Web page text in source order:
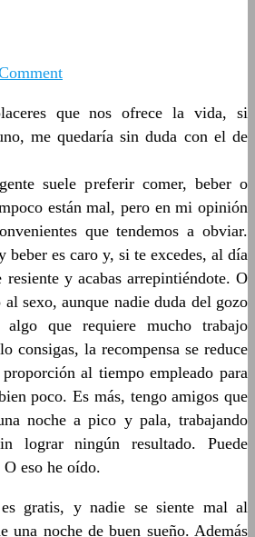
que nos ofrece la vida, si
me quedaría sin duda con el de
suele preferir comer, beber o
están mal, pero en mi opinión
que tendemos a obviar.
beber es caro y, si te excedes, al día
y acabas arrepintiéndote. O
al sexo, aunque nadie duda del gozo
algo que requiere mucho trabajo
consigas, la recompensa se reduce
al tiempo empleado para
poco. Es más, tengo amigos que
noche a pico y pala, trabajando
lograr ningún resultado. Puede
eso he oído.
gratis, y nadie se siente mal al
una noche de buen sueño. Además